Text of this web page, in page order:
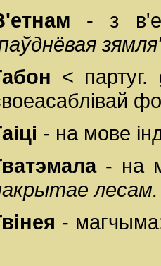
- з
<
- на мове
- на
лесам.
-